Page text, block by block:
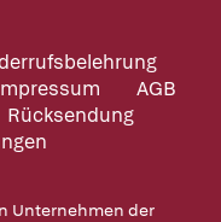
AGB
Rücksendung
Unternehmen der